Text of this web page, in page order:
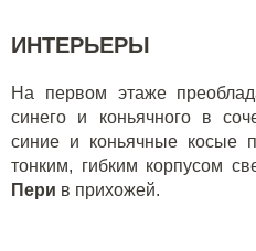
ИНТЕРЬЕРЫ
На первом этаже
синего и коньячного в
синие и коньячные косые
тонким, гибким корпусом
Пери в прихожей.